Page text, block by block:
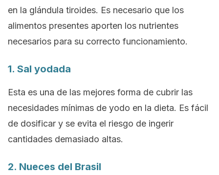
en la glándula tiroides. Es necesario que los
alimentos presentes aporten los nutrientes
necesarios para su correcto funcionamiento.
1. Sal yodada
Esta es una de las mejores forma de cubrir las
necesidades mínimas de yodo en la dieta. Es fácil
de dosificar y se evita el riesgo de ingerir
cantidades demasiado altas.
2. Nueces del Brasil